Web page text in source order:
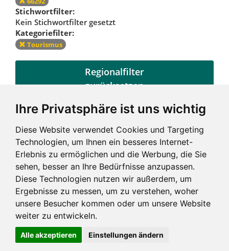
Ihre Privatsphäre ist uns wichtig
Diese Website verwendet Cookies und Targeting
Technologien, um Ihnen ein besseres Internet-
Erlebnis zu ermöglichen und die Werbung, die Sie
sehen, besser an Ihre Bedürfnisse anzupassen.
Diese Technologien nutzen wir außerdem, um
Ergebnisse zu messen, um zu verstehen, woher
unsere Besucher kommen oder um unsere Website
weiter zu entwickeln.
Alle akzeptieren Einstellungen ändern
Stichwortfilter:
Kein Stichwortfilter gesetzt
Kategoriefilter:
Tourismus
Regionalfilter
zurücksetzen
zurücksetzen
Impressum und mehr